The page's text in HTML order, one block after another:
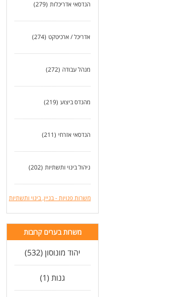
הנדסאי אדריכלות (279)
אדריכל / ארכיטקט (274)
מנהל עבודה (272)
מהנדס ביצוע (219)
הנדסאי אזרחי (211)
ניהול בינוי ותשתיות (202)
משרות פנויות - בניין, בינוי ותשתיות
משרות בערים קרובות
יהוד מונוסון (532)
גנות (1)